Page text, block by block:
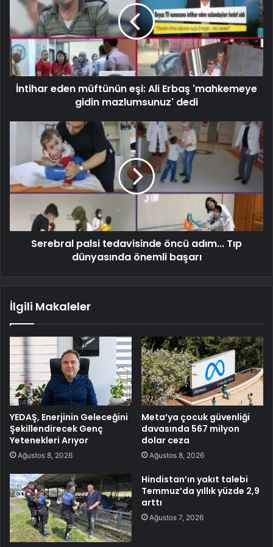
İntihar eden müftünün eşi: Ali Erbaş 'mahkemeye
gidin mazlumsunuz' dedi
Serebral palsi tedavisinde öncü adım... Tıp
dünyasında önemli başarı
İlgili Makaleler
YEDAŞ, Enerjinin Geleceğini
Şekillendirecek Genç
Yetenekleri Arıyor
Ağustos 8, 2026
Meta’ya çocuk güvenliği
davasında 567 milyon
dolar ceza
Ağustos 8, 2026
Hindistan’ın yakıt talebi
Temmuz’da yıllık yüzde 2,9
arttı
Ağustos 7, 2026